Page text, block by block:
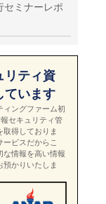
セミナーレポ
リティ資
ています
ィングファーム初
セキュリティ管
得しておりま
ビスだからこ
な情報を高い情報
かりいたしま